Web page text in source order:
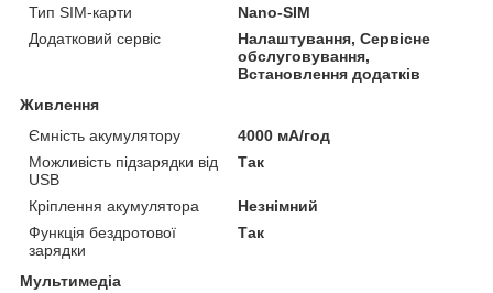
Тип SIM-карти
Nano-SIM
Додатковий сервіс
Налаштування, Сервісне
обслуговування,
Встановлення додатків
Живлення
Ємність акумулятору
4000 мА/год
Можливість підзарядки від
USB
Так
Кріплення акумулятора
Незнімний
Функція бездротової
зарядки
Так
Мультимедіа